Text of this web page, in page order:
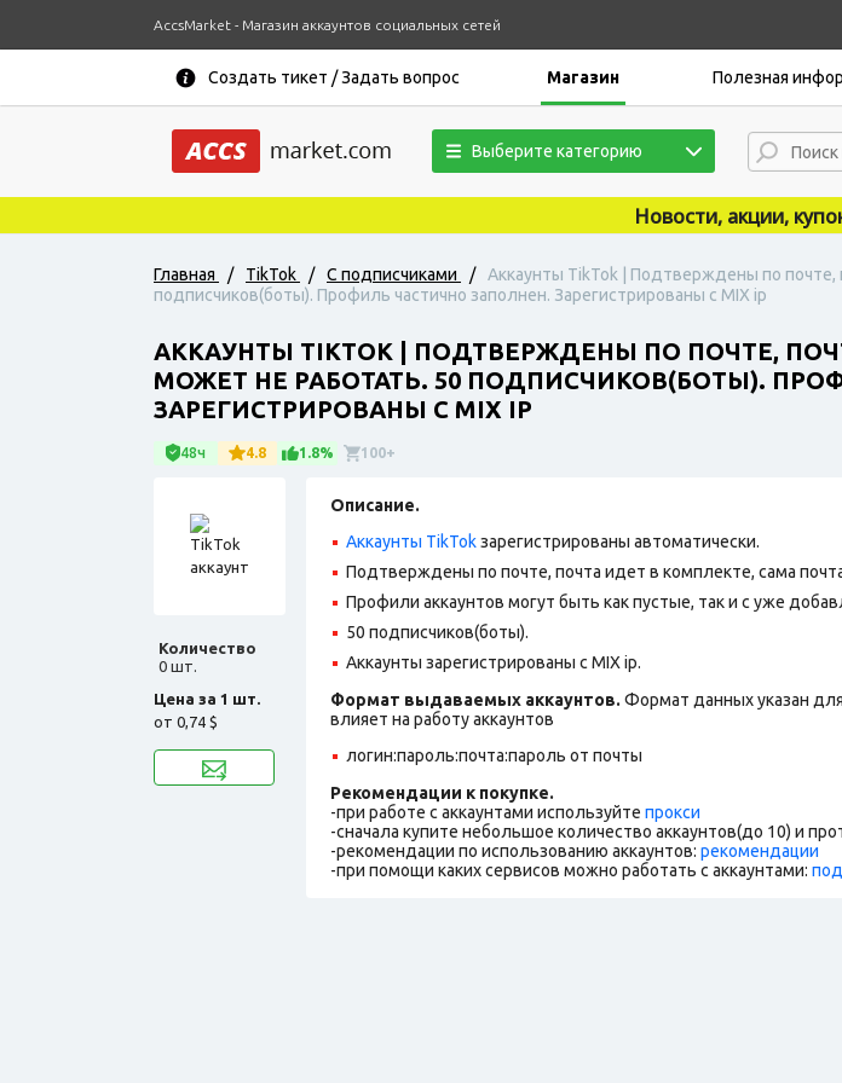
AccsMarket - Магазин аккаунтов социальных сетей
Создать тикет / Задать вопрос Магазин Полезная
Выберите категорию
Новости, акции,
Главная / TikTok / С подписчиками /
Аккаунты TikTok | Подтверждены по почте,
подписчиков(боты). Профиль частично заполнен. Зарегистрированы с MIX ip
АККАУНТЫ TIKTOK | ПОДТВЕРЖДЕНЫ ПО ПОЧТЕ,
МОЖЕТ НЕ РАБОТАТЬ. 50 ПОДПИСЧИКОВ(БОТЫ).
ЗАРЕГИСТРИРОВАНЫ С MIX IP
48ч 4.8 1.8% 100+
Количество
0 шт.
Цена за 1 шт.
от 0,74 $
Описание.
Аккаунты TikTokзарегистрированы автоматически.
Подтверждены по почте, почта идет в комплекте, сама
Профили аккаунтов могут быть как пустые, так и с уже
50 подписчиков(боты).
Аккаунты зарегистрированы с MIX ip.
Формат выдаваемых аккаунтов. Формат данных указан
влияет на работу аккаунтов
логин:пароль:почта:пароль от почты
Рекомендации к покупке.
-при работе с аккаунтами используйте прокси
-сначала купите небольшое количество аккаунтов(до 10) и
-рекомендации по использованию аккаунтов: рекомендации
-при помощи каких сервисов можно работать с аккаунтами: